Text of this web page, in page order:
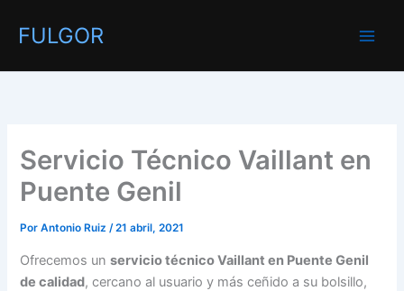
FULGOR
Servicio Técnico Vaillant en
Puente Genil
PorAntonio Ruiz/21 abril, 2021
Ofrecemos unservicio técnico Vaillant en Puente Genil
de calidad, cercano al usuario y más ceñido a su bolsillo,